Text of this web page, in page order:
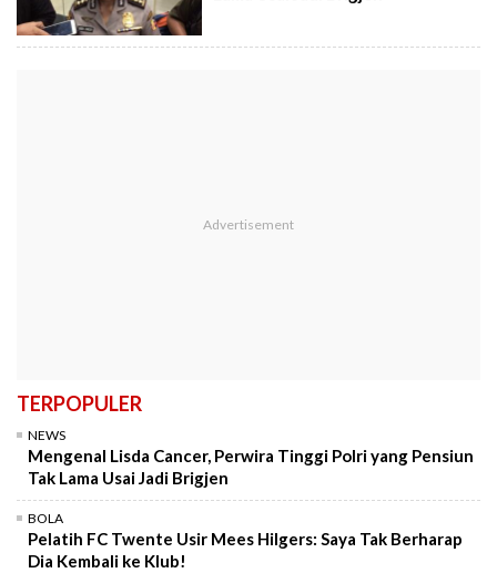
TERPOPULER
NEWS
Mengenal Lisda Cancer, Perwira Tinggi Polri yang Pensiun
Tak Lama Usai Jadi Brigjen
BOLA
Pelatih FC Twente Usir Mees Hilgers: Saya Tak Berharap
Dia Kembali ke Klub!